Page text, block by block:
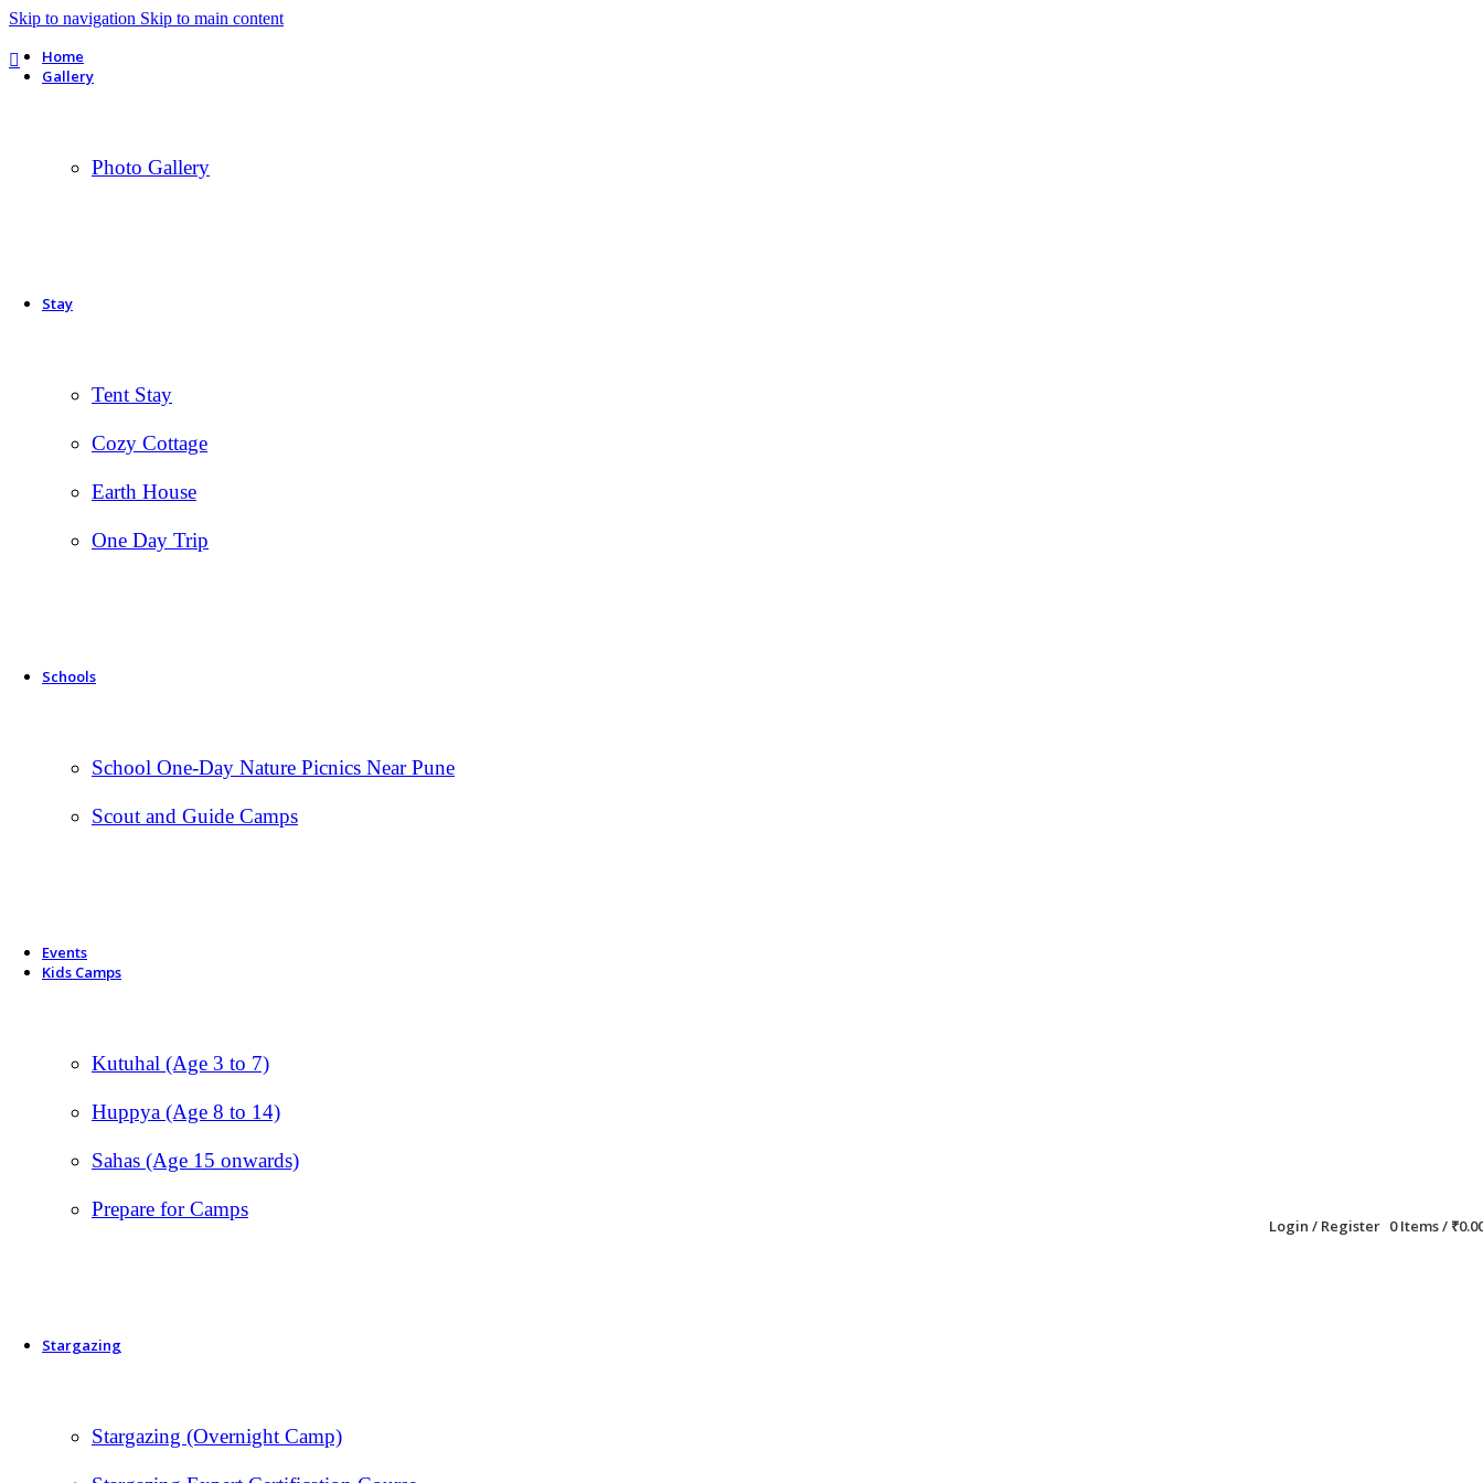
Skip to navigation Skip to main content
Home
Gallery
Photo Gallery
Stay
Tent Stay
Cozy Cottage
Earth House
One Day Trip
Schools
School One-Day Nature Picnics Near Pune
Scout and Guide Camps
Events
Kids Camps
Kutuhal (Age 3 to 7)
Huppya (Age 8 to 14)
Sahas (Age 15 onwards)
Prepare for Camps
Stargazing
Stargazing (Overnight Camp)
Login / Register 0Items/ ₹